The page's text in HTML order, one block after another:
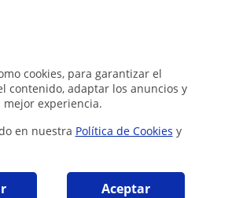
cookies, para garantizar el
contenido, adaptar los anuncios y
experiencia.
en nuestra Política de Cookies y
Aceptar